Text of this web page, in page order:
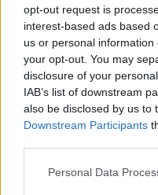
opt-out request is
interest-based ads based
us or personal
your opt-out. You may
disclosure of your
IAB’s list of downstream
also be disclosed by us to
Downstream Participants
Personal Data